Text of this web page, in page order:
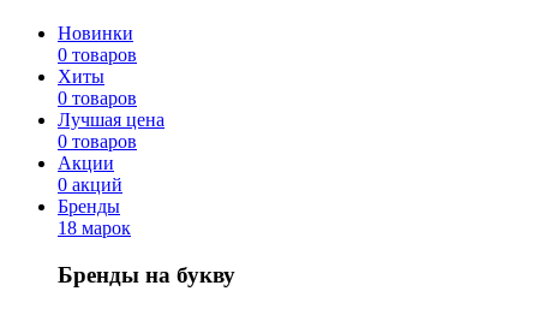
Новинки
0 товаров
Хиты
0 товаров
Лучшая цена
0 товаров
Акции
0 акций
Бренды
18 марок
Бренды на букву